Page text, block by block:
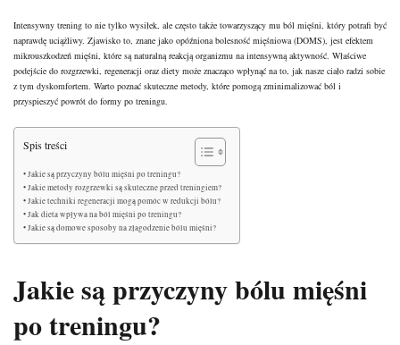
Intensywny trening to nie tylko wysiłek, ale często także towarzyszący mu ból mięśni, który potrafi być
naprawdę uciążliwy. Zjawisko to, znane jako opóźniona bolesność mięśniowa (DOMS), jest efektem
mikrouszkodzeń mięśni, które są naturalną reakcją organizmu na intensywną aktywność. Właściwe
podejście do rozgrzewki, regeneracji oraz diety może znacząco wpłynąć na to, jak nasze ciało radzi sobie
z tym dyskomfortem. Warto poznać skuteczne metody, które pomogą zminimalizować ból i
przyspieszyć powrót do formy po treningu.
Spis treści
Jakie są przyczyny bólu mięśni po treningu?
Jakie metody rozgrzewki są skuteczne przed treningiem?
Jakie techniki regeneracji mogą pomóc w redukcji bólu?
Jak dieta wpływa na ból mięśni po treningu?
Jakie są domowe sposoby na złagodzenie bólu mięśni?
Jakie są przyczyny bólu mięśni
po treningu?